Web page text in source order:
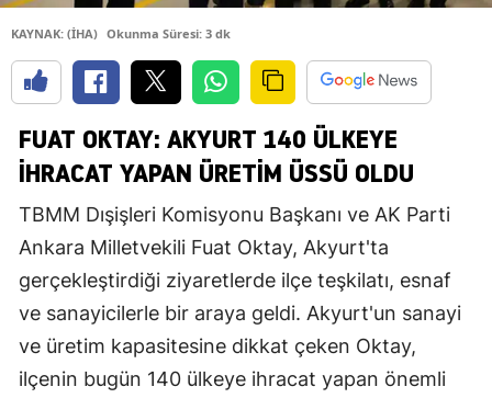
KAYNAK: (İHA) Okunma Süresi: 3 dk
FUAT OKTAY: AKYURT 140 ÜLKEYE
IHRACAT YAPAN ÜRETIM ÜSSÜ OLDU
TBMM Dışişleri Komisyonu Başkanı ve AK Parti
Ankara Milletvekili Fuat Oktay, Akyurt'ta
gerçekleştirdiği ziyaretlerde ilçe teşkilatı, esnaf
ve sanayicilerle bir araya geldi. Akyurt'un sanayi
ve üretim kapasitesine dikkat çeken Oktay,
ilçenin bugün 140 ülkeye ihracat yapan önemli